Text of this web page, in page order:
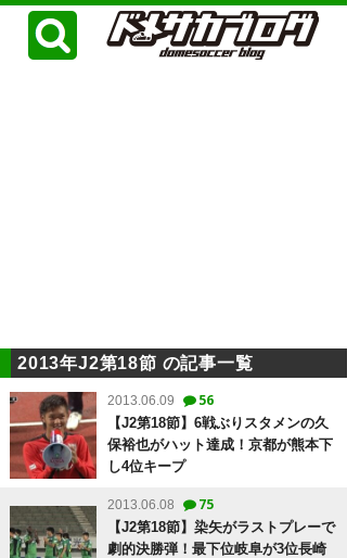
2013年J2第18節 の記事一覧
2013.06.09 56
【J2第18節】6戦ぶりスタメンの久
保裕也がハット達成！京都が熊本下
し4位キープ
2013.06.08 75
【J2第18節】染矢がラストプレーで
劇的決勝弾！最下位岐阜が3位長崎